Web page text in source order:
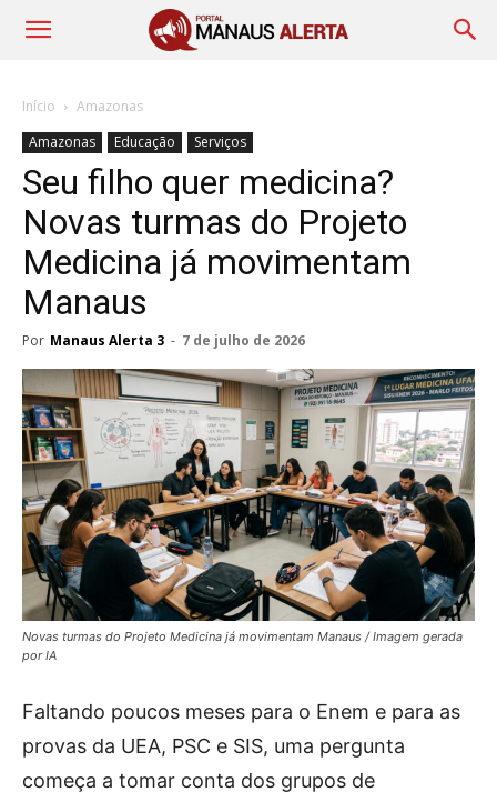
Início
Amazonas
Amazonas
Educação Serviços
Seu filho quer medicina?
Novas turmas do Projeto
Medicina já movimentam
Manaus
Por Manaus Alerta 3 - 7 de julho de 2026
Novas turmas do Projeto Medicina já movimentam Manaus / Imagem gerada
por IA
Faltando poucos meses para o Enem e para as
provas da UEA, PSC e SIS, uma pergunta
começa a tomar conta dos grupos de